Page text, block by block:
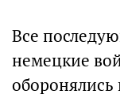
Все
немецкие
оборонялись